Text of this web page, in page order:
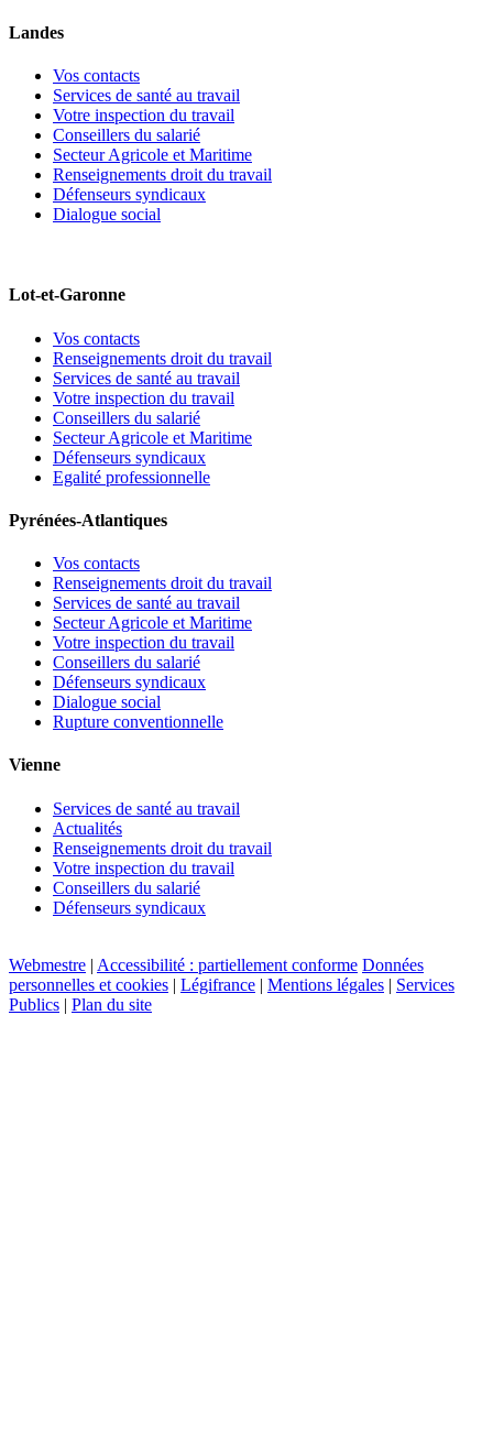
Landes
Vos contacts
Services de santé au travail
Votre inspection du travail
Conseillers du salarié
Secteur Agricole et Maritime
Renseignements droit du travail
Défenseurs syndicaux
Dialogue social
Lot-et-Garonne
Vos contacts
Renseignements droit du travail
Services de santé au travail
Votre inspection du travail
Conseillers du salarié
Secteur Agricole et Maritime
Défenseurs syndicaux
Egalité professionnelle
Pyrénées-Atlantiques
Vos contacts
Renseignements droit du travail
Services de santé au travail
Secteur Agricole et Maritime
Votre inspection du travail
Conseillers du salarié
Défenseurs syndicaux
Dialogue social
Rupture conventionnelle
Vienne
Services de santé au travail
Actualités
Renseignements droit du travail
Votre inspection du travail
Conseillers du salarié
Défenseurs syndicaux
Webmestre | Accessibilité : partiellement conforme Données
personnelles et cookies | Légifrance | Mentions légales | Services
Publics | Plan du site